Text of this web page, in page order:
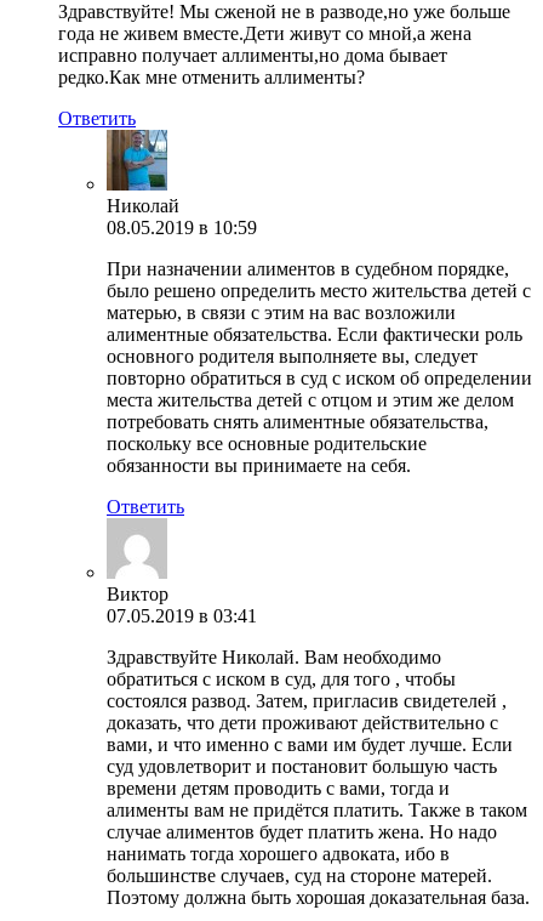
Здравствуйте! Мы сженой не в разводе,но уже больше
года не живем вместе.Дети живут со мной,а жена
исправно получает аллименты,но дома бывает
редко.Как мне отменить аллименты?
Ответить
Николай
08.05.2019 в 10:59
При назначении алиментов в судебном порядке,
было решено определить место жительства детей с
матерью, в связи с этим на вас возложили
алиментные обязательства. Если фактически роль
основного родителя выполняете вы, следует
повторно обратиться в суд с иском об определении
места жительства детей с отцом и этим же делом
потребовать снять алиментные обязательства,
поскольку все основные родительские
обязанности вы принимаете на себя.
Ответить
Виктор
07.05.2019 в 03:41
Здравствуйте Николай. Вам необходимо
обратиться с иском в суд, для того , чтобы
состоялся развод. Затем, пригласив свидетелей ,
доказать, что дети проживают действительно с
вами, и что именно с вами им будет лучше. Если
суд удовлетворит и постановит большую часть
времени детям проводить с вами, тогда и
алименты вам не придётся платить. Также в таком
случае алиментов будет платить жена. Но надо
нанимать тогда хорошего адвоката, ибо в
большинстве случаев, суд на стороне матерей.
Поэтому должна быть хорошая доказательная база.